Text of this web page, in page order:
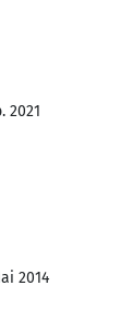
2021
2014